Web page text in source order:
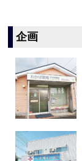
企画